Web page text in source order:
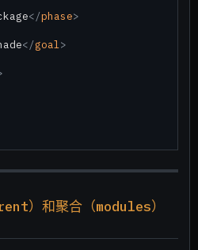
</phase>
</goal>
）和聚合（modules）